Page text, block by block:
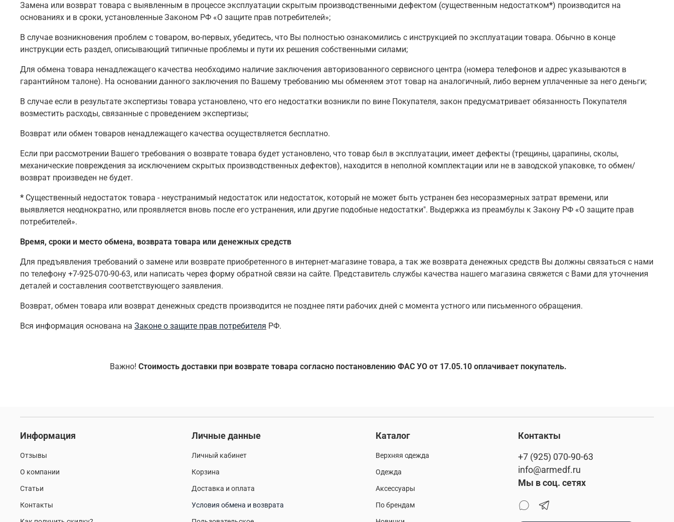
Замена или возврат товара с выявленным в процессе эксплуатации скрытым производственными дефектом (существенным недостатком*) производится на
основаниях и в сроки, установленные Законом РФ «О защите прав потребителей»;
В случае возникновения проблем с товаром, во-первых, убедитесь, что Вы полностью ознакомились с инструкцией по эксплуатации товара. Обычно в конце
инструкции есть раздел, описывающий типичные проблемы и пути их решения собственными силами;
Для обмена товара ненадлежащего качества необходимо наличие заключения авторизованного сервисного центра (номера телефонов и адрес указываются в
гарантийном талоне). На основании данного заключения по Вашему требованию мы обменяем этот товар на аналогичный, либо вернем уплаченные за него деньги;
В случае если в результате экспертизы товара установлено, что его недостатки возникли по вине Покупателя, закон предусматривает обязанность Покупателя
возместить расходы, связанные с проведением экспертизы;
Возврат или обмен товаров ненадлежащего качества осуществляется бесплатно.
Если при рассмотрении Вашего требования о возврате товара будет установлено, что товар был в эксплуатации, имеет дефекты (трещины, царапины, сколы,
механические повреждения за исключением скрытых производственных дефектов), находится в неполной комплектации или не в заводской упаковке, то обмен/
возврат произведен не будет.
* Существенный недостаток товара - неустранимый недостаток или недостаток, который не может быть устранен без несоразмерных затрат времени, или
выявляется неоднократно, или проявляется вновь после его устранения, или другие подобные недостатки". Выдержка из преамбулы к Закону РФ «О защите прав
потребителей».
Время, сроки и место обмена, возврата товара или денежных средств
Для предъявления требований о замене или возврате приобретенного в интернет-магазине товара, а так же возврата денежных средств Вы должны связаться с нами
по телефону +7-925-070-90-63, или написать через форму обратной связи на сайте. Представитель службы качества нашего магазина свяжется с Вами для уточнения
деталей и составления соответствующего заявления.
Возврат, обмен товара или возврат денежных средств производится не позднее пяти рабочих дней с момента устного или письменного обращения.
Вся информация основана на Законе о защите прав потребителя РФ.
Важно! Стоимость доставки при возврате товара согласно постановлению ФАС УО от 17.05.10 оплачивает покупатель.
Информация
Отзывы
О компании
Статьи
Контакты
Личные данные
Личный кабинет
Корзина
Доставка и оплата
Условия обмена и возврата
Каталог
Верхняя одежда
Одежда
Аксессуары
По брендам
Контакты
+7 (925) 070-90-63
info@armedf.ru
Мы в соц. сетях